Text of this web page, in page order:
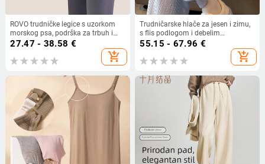
ROVO trudničke legice s uzorkom
morskog psa, podrška za trbuh i
podizanje bokova, trudničke hlače
27.47 - 38.58 €
add_shopping_cart
Trudničarske hlače za jesen i zimu,
s flis podlogom i debelim
Chenilleom, podrška za trbuh,
široke i ravne nogavice, dugačke do
poda
55.15 - 67.96 €
add_shopping_cart